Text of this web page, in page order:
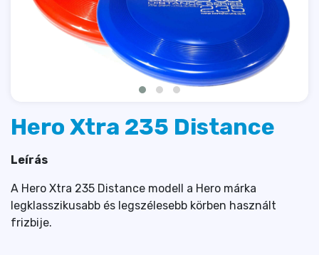
Hero Xtra 235 Distance
Leírás
A Hero Xtra 235 Distance modell a Hero márka
legklasszikusabb és legszélesebb körben használt
frizbije.